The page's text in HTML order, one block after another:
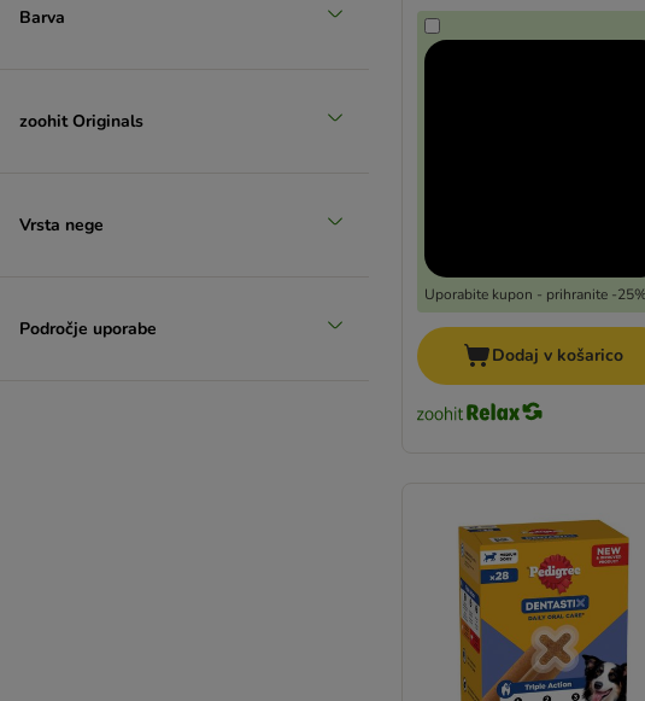
Barva
zoohit Originals
Vrsta nege
Področje uporabe
Uporabite kupon - prihranite -
Dodaj v košarico